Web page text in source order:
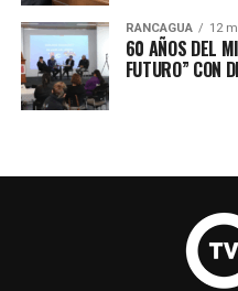
RANCAGUA 12
60 AÑOS DEL
FUTURO” CON